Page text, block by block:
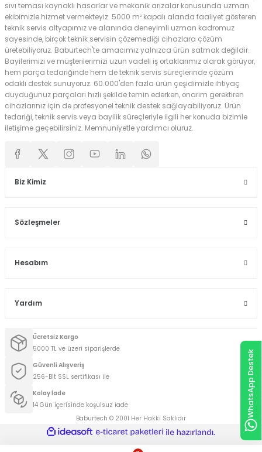
sıvı teması kaynaklı hasarlar ve mekanik arızalar konusunda uzman
ekibimizle hizmet vermekteyiz. 5000 m² kapalı alanda faaliyet gösteren
teknik servis altyapımız ve alanında deneyimli uzman kadromuz
sayesinde, birçok teknik servisin çözemediği cihazlara çözüm
üretebiliyoruz. Baburtech'te amacımız yalnızca ürün satmak değildir.
Bayilerimizi ve müşterilerimizi uzun vadeli iş ortaklarımız olarak görüyor,
hem parça tedariğinde hem de teknik servis süreçlerinde çözüm
odaklı destek sunuyoruz. 60.000'den fazla ürün çeşidimizle ihtiyaç
duyduğunuz parçaları hızlı şekilde temin ederken, onarım gerektiren
cihazlarınız için de profesyonel teknik destek sağlayabiliyoruz. Ürün
tedariği, teknik servis veya bayilik süreçleriyle ilgili her konuda bizimle
iletişime geçebilirsiniz. Memnuniyetle yardımcı oluruz.
Biz Kimiz
Sözleşmeler
Hesabım
Yardım
Ücretsiz Kargo
5000 TL ve üzeri siparişlerde
Güvenli Alışveriş
256-Bit SSL sertifikası ile
Kolay İade
14 Gün içerisinde koşulsuz iade
Baburtech © 2001 Her Hakkı Saklıdır
WhatsApp Destek
ideasoft
e-
hazırlandı.